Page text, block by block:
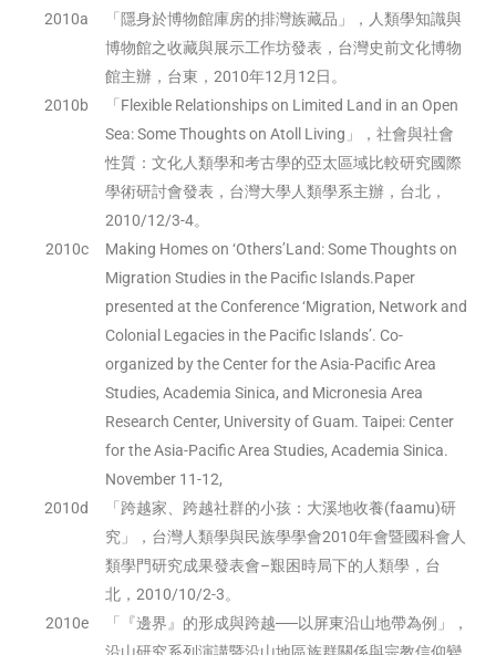
2010a
「隱身於博物館庫房的排灣族藏品」，人類學知識與
博物館之收藏與展示工作坊發表，台灣史前文化博物
館主辦，台東，2010年12月12日。
2010b
「Flexible Relationships on Limited Land in an Open
Sea: Some Thoughts on Atoll Living」，社會與社會
性質：文化人類學和考古學的亞太區域比較研究國際
學術研討會發表，台灣大學人類學系主辦，台北，
2010/12/3-4。
2010c
Making Homes on ‘Others’Land: Some Thoughts on
Migration Studies in the Pacific Islands.Paper
presented at the Conference ‘Migration, Network and
Colonial Legacies in the Pacific Islands’. Co-
organized by the Center for the Asia-Pacific Area
Studies, Academia Sinica, and Micronesia Area
Research Center, University of Guam. Taipei: Center
for the Asia-Pacific Area Studies, Academia Sinica.
November 11-12,
2010d
「跨越家、跨越社群的小孩：大溪地收養(faamu)研
究」，台灣人類學與民族學學會2010年會暨國科會人
類學門研究成果發表會–艱困時局下的人類學，台
北，2010/10/2-3。
2010e
「『邊界』的形成與跨越──以屏東沿山地帶為例」，